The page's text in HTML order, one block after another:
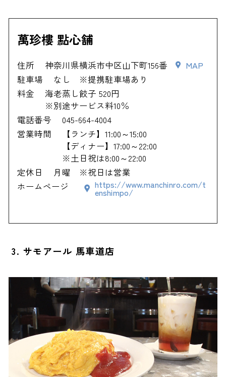
萬珍樓 點心舗
住所 神奈川県横浜市中区山下町156番
MAP
駐車場
なし ※提携駐車場あり
料金
海老蒸し餃子 520円
※別途サービス料10％
電話番号
045-664-4004
営業時間
【ランチ】11:00～15:00
【ディナー】17:00～22:00
※土日祝は8:00～22:00
定休日
月曜 ※祝日は営業
ホームページ
https://www.manchinro.com/t
enshimpo/
3. サモアール 馬車道店